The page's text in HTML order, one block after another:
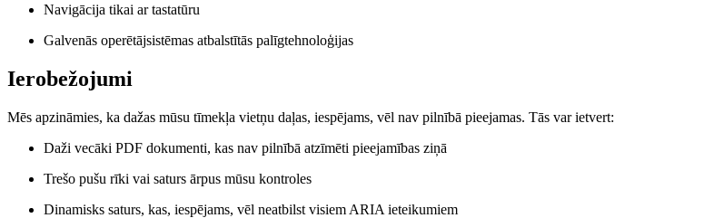
Navigācija tikai ar tastatūru
Galvenās operētājsistēmas atbalstītās palīgtehnoloģijas
Ierobežojumi
Mēs apzināmies, ka dažas mūsu tīmekļa vietņu daļas, iespējams, vēl nav pilnībā pieejamas. Tās var ietvert:
Daži vecāki PDF dokumenti, kas nav pilnībā atzīmēti pieejamības ziņā
Trešo pušu rīki vai saturs ārpus mūsu kontroles
Dinamisks saturs, kas, iespējams, vēl neatbilst visiem ARIA ieteikumiem